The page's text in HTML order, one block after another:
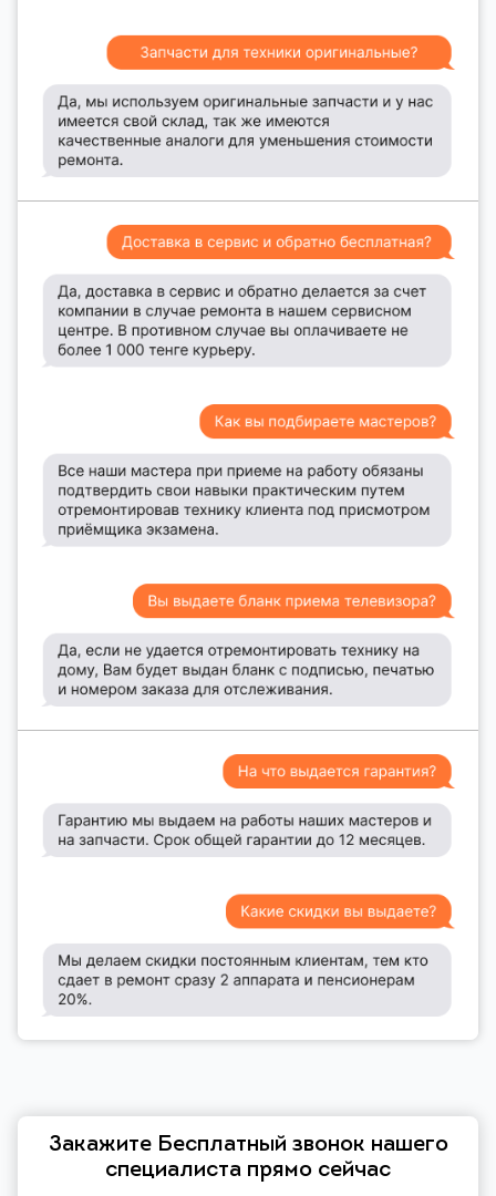
Закажите Бесплатный звонок нашего
специалиста прямо сейчас